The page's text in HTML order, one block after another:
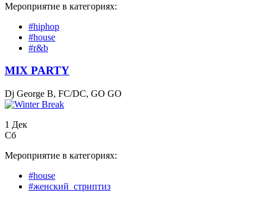
Мероприятие в категориях:
#hiphop
#house
#r&b
MIX PARTY
Dj George B, FC/DC, GO GO
1 Дек
Сб
Мероприятие в категориях:
#house
#женский_стриптиз